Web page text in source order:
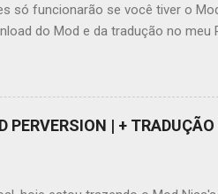
só funcionarão se você tiver o
do Mod e da tradução no
não obriga o usuário a baixar
é bem limitado quanto
espaço para novas animações.
pura nostalgia, elas ainda estão
PERVERSION | +